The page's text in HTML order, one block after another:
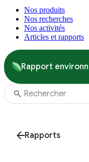
Nos produits
Nos recherches
Nos activités
Articles et rapports
Rapport
Rapports